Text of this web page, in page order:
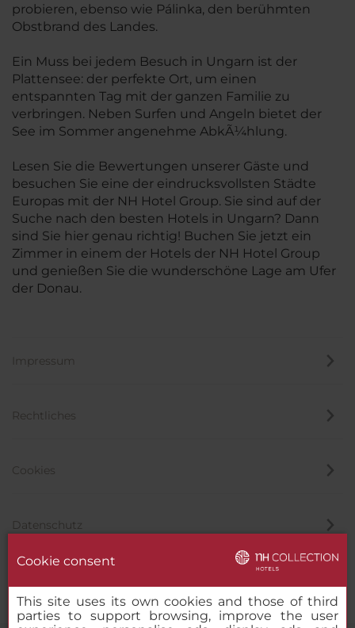
probieren, ebenso wie Pálinka, den berühmten
Obstbrand des Landes.
Ein Muss bei jedem Besuch in Ungarn ist der
Plattensee: der perfekte Ort, um einen
entspannten Tag mit der ganzen Familie zu
verbringen. Neben Surfen und Angeln bietet der
See im Sommer angenehme AbkÃ¼hlung.
Lesen Sie die Bewertungen unserer Gäste und
besuchen Sie eine der eindrucksvollsten Städte
Europas mit der NH Hotel Group. Sie sind auf der
Suche nach den besten Hotels in Ungarn? Dann
sind Sie hier genau richtig! Buchen Sie jetzt ein
Zimmer in einem der Hotels der NH Hotel Group
und genießen Sie die wunderschöne Lage am Ufer
der Donau.
Impressum
Rechtliches
Cookies
Datenschutz
Cookie consent
This site uses its own cookies and those of third
parties to support browsing, improve the user